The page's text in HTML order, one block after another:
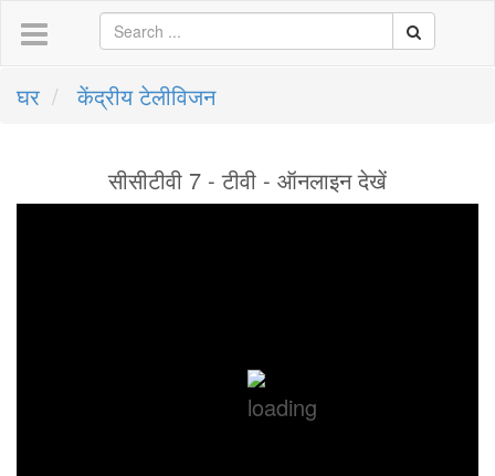
घर केंद्रीय टेलीविजन
सीसीटीवी 7 - टीवी - ऑनलाइन देखें